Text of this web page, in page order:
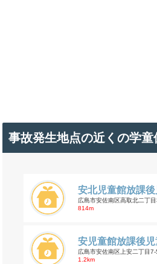
事故発生地点の近くの学童
安北児童館放課
広島市安佐南区高取北二丁目
814m
安児童館放課後
広島市安佐南区上安二丁目7-
1.2km